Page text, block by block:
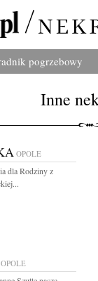
pogrzebowy
Inne
OPOLE
dla Rodziny z
OPOLE